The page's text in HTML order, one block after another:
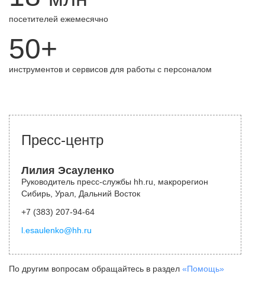
посетителей ежемесячно
50+
инструментов и сервисов для работы с персоналом
Пресс-центр
Лилия Эсауленко
Руководитель пресс-службы hh.ru, макрорегион
Сибирь, Урал, Дальний Восток
+7 (383) 207-94-64
l.esaulenko@hh.ru
По другим вопросам обращайтесь в раздел «Помощь»